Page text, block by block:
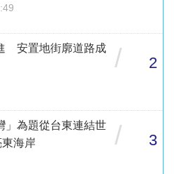
安置地街廓道路成
/ 2
」為題從台東連結世
海岸
/ 3